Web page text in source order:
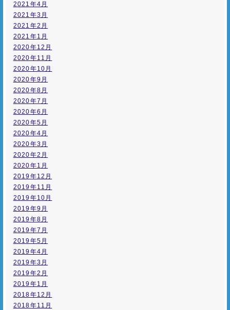
2021年4月
2021年3月
2021年2月
2021年1月
2020年12月
2020年11月
2020年10月
2020年9月
2020年8月
2020年7月
2020年6月
2020年5月
2020年4月
2020年3月
2020年2月
2020年1月
2019年12月
2019年11月
2019年10月
2019年9月
2019年8月
2019年7月
2019年5月
2019年4月
2019年3月
2019年2月
2019年1月
2018年12月
2018年11月